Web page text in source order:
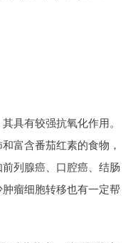
具有较强抗氧化作用。
富含番茄红素的食物，
列腺癌、口腔癌、结肠
瘤细胞转移也有一定帮